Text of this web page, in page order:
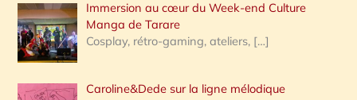
:
Immersion au cœur du Week-end Culture
Manga de Tarare
Cosplay, rétro-gaming, ateliers, […]
Caroline&Dede sur la ligne mélodique